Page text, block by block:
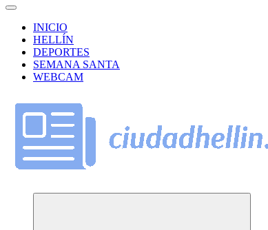
INICIO
HELLÍN
DEPORTES
SEMANA SANTA
WEBCAM